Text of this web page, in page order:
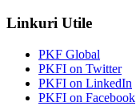
Linkuri Utile
PKF Global
PKFI on Twitter
PKFI on LinkedIn
PKFI on Facebook